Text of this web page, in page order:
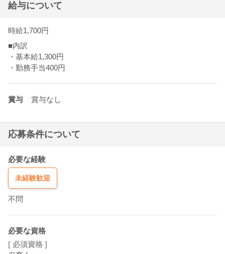
給与について
時給1,700円
■内訳
・基本給1,300円
・勤務手当400円
賞与 賞与なし
応募条件について
必要な経験
未経験歓迎
不問
必要な資格
[ 必須資格 ]